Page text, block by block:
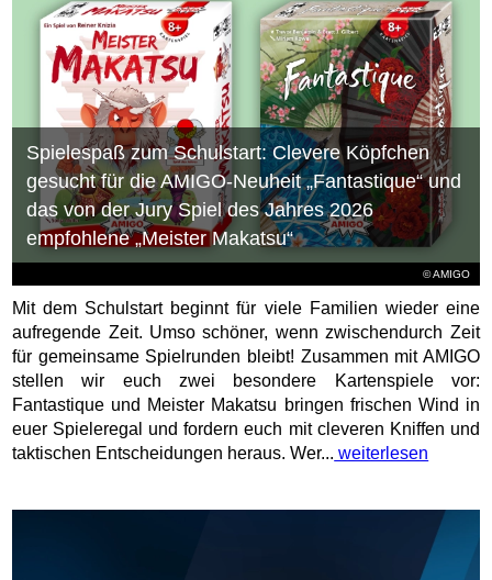
© AMIGO
Spielespaß zum Schulstart: Clevere Köpfchen
gesucht für die AMIGO-Neuheit „Fantastique“ und
das von der Jury Spiel des Jahres 2026
empfohlene „Meister Makatsu“
Mit dem Schulstart beginnt für viele Familien wieder eine
aufregende Zeit. Umso schöner, wenn zwischendurch Zeit
für gemeinsame Spielrunden bleibt! Zusammen mit AMIGO
stellen wir euch zwei besondere Kartenspiele vor:
Fantastique und Meister Makatsu bringen frischen Wind in
euer Spieleregal und fordern euch mit cleveren Kniffen und
taktischen Entscheidungen heraus. Wer... weiterlesen